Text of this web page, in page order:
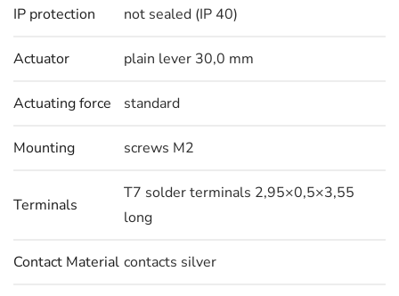
IP protection not sealed (IP 40)
Actuator plain lever 30,0 mm
Actuating force standard
Mounting screws M2
Terminals
T7 solder terminals 2,95×0,5×3,55
long
Contact Material contacts silver